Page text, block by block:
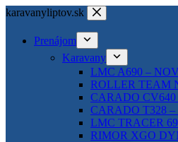
Skip
content
karavanyliptov.sk
Prenájom
Karavany
LMC A690 –
ROLLER TEAM
CARADO CV640
CARADO T328
LMC TRACER
RIMOR XGO